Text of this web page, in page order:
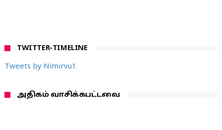
TWITTER-TIMELINE
Tweets by Nimirvu1
அதிகம் வாசிக்கபட்டவை